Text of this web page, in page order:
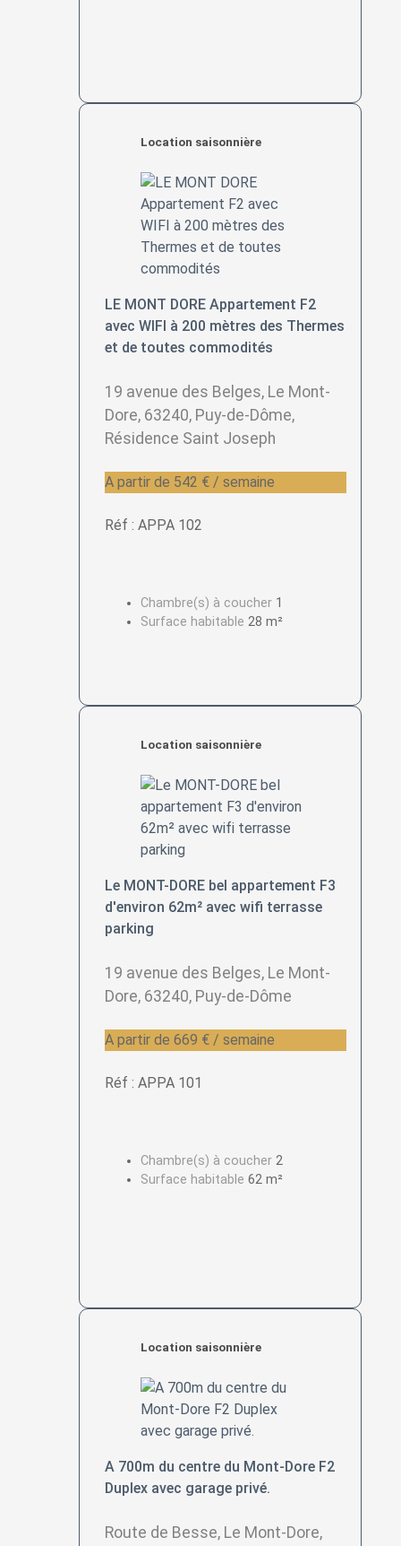
Location saisonnière
LE MONT DORE Appartement F2
avec WIFI à 200 mètres des Thermes
et de toutes commodités
19 avenue des Belges, Le Mont-
Dore, 63240, Puy-de-Dôme,
Résidence Saint Joseph
A partir de 542 € / semaine
Réf : APPA 102
Chambre(s) à coucher 1
Surface habitable 28 m²
Location saisonnière
Le MONT-DORE bel appartement F3
d'environ 62m² avec wifi terrasse
parking
19 avenue des Belges, Le Mont-
Dore, 63240, Puy-de-Dôme
A partir de 669 € / semaine
Réf : APPA 101
Chambre(s) à coucher 2
Surface habitable 62 m²
Location saisonnière
A 700m du centre du Mont-Dore F2
Duplex avec garage privé.
Route de Besse, Le Mont-Dore,